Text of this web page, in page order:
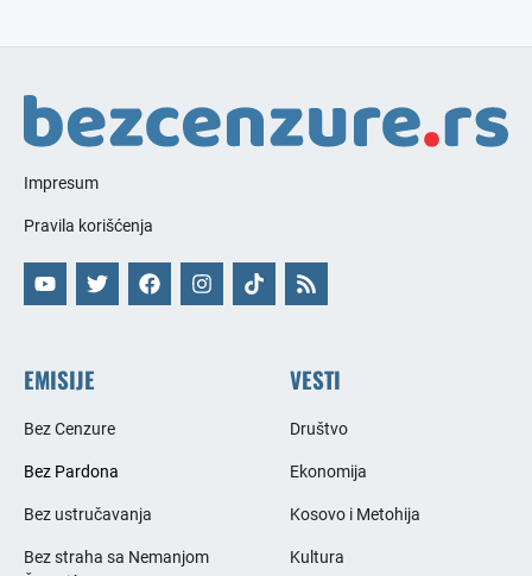
Impresum
Pravila korišćenja
EMISIJE
Bez Cenzure
Bez Pardona
Bez ustručavanja
Bez straha sa Nemanjom
VESTI
Društvo
Ekonomija
Kosovo i Metohija
Kultura